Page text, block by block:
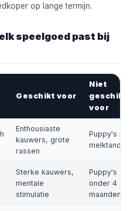
op lange termijn.
speelgoed past bij
Geschikt voor
Niet
geschikt
voor
Enthousiaste
kauwers, grote
rassen
Puppy's met
melktanden
Sterke kauwers,
mentale
stimulatie
Puppy's
onder 4
maanden